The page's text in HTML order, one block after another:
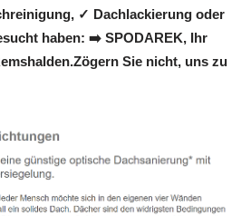
✓ Dachlackierung oder
haben: ➡️ SPODAREK, Ihr
Sie nicht, uns zu